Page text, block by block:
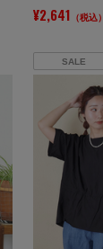
¥2,641 （税込）
SALE